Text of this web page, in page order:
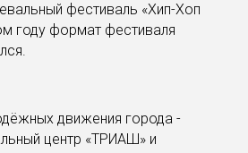
фестиваль «Хип-Хоп
году формат фестиваля
движения города -
центр «ТРИАШ» и